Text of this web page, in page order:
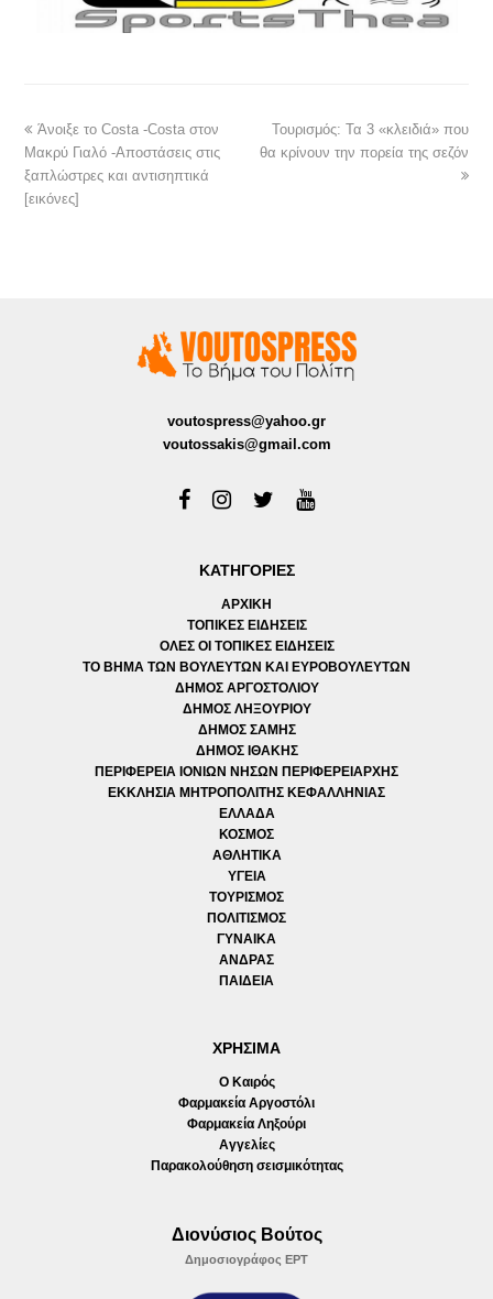
Άνοιξε το Costa -Costa στον
Μακρύ Γιαλό -Αποστάσεις στις
ξαπλώστρες και αντισηπτικά
[εικόνες]
Τουρισμός: Τα 3 «κλειδιά» που
θα κρίνουν την πορεία της σεζόν
voutospress@yahoo.gr
voutossakis@gmail.com
ΚΑΤΗΓΟΡΙΕΣ
ΑΡΧΙΚΗ
ΤΟΠΙΚΕΣ ΕΙΔΗΣΕΙΣ
ΟΛΕΣ ΟΙ ΤΟΠΙΚΕΣ ΕΙΔΗΣΕΙΣ
ΤΟ ΒΗΜΑ ΤΩΝ ΒΟΥΛΕΥΤΩΝ ΚΑΙ ΕΥΡΟΒΟΥΛΕΥΤΩΝ
ΔΗΜΟΣ ΑΡΓΟΣΤΟΛΙΟΥ
ΔΗΜΟΣ ΛΗΞΟΥΡΙΟΥ
ΔΗΜΟΣ ΣΑΜΗΣ
ΔΗΜΟΣ ΙΘΑΚΗΣ
ΠΕΡΙΦΕΡΕΙΑ ΙΟΝΙΩΝ ΝΗΣΩΝ ΠΕΡΙΦΕΡΕΙΑΡΧΗΣ
ΕΚΚΛΗΣΙΑ ΜΗΤΡΟΠΟΛΙΤΗΣ ΚΕΦΑΛΛΗΝΙΑΣ
ΕΛΛΑΔΑ
ΚΟΣΜΟΣ
ΑΘΛΗΤΙΚΑ
ΥΓΕΙΑ
ΤΟΥΡΙΣΜΟΣ
ΠΟΛΙΤΙΣΜΟΣ
ΓΥΝΑΙΚΑ
ΑΝΔΡΑΣ
ΠΑΙΔΕΙΑ
ΧΡΗΣΙΜΑ
Ο Καιρός
Φαρμακεία Αργοστόλι
Φαρμακεία Ληξούρι
Αγγελίες
Παρακολούθηση σεισμικότητας
Διονύσιος Βούτος
Δημοσιογράφος ΕΡΤ